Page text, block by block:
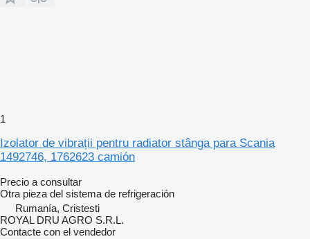
1
Izolator de vibrații pentru radiator stânga para Scania
1492746, 1762623 camión
Precio a consultar
Otra pieza del sistema de refrigeración
Rumanía, Cristesti
ROYAL DRU AGRO S.R.L.
Contacte con el vendedor